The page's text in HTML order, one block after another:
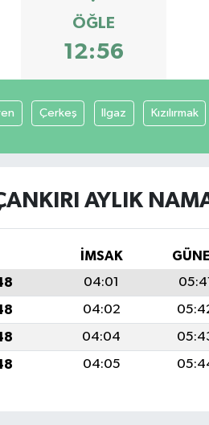
ÖĞLE
12:56
Çerkeş Ilgaz Kızılırmak
AYLIK
İMSAK
04:01 05:41
04:02
04:04
04:05